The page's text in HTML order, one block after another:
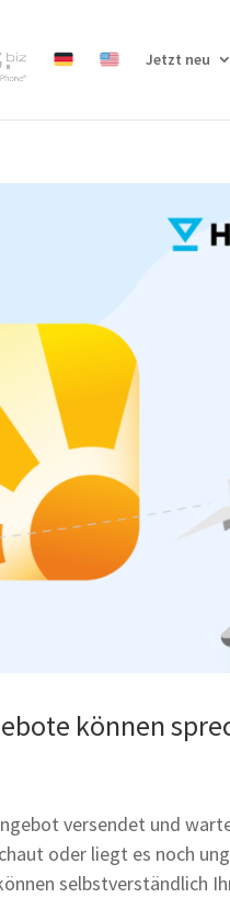
Jetzt neu
können
versendet und
oder liegt es noch
selbstverständlich